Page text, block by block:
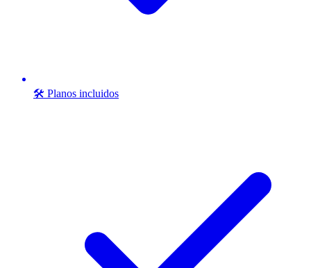
🛠️ Planos incluidos